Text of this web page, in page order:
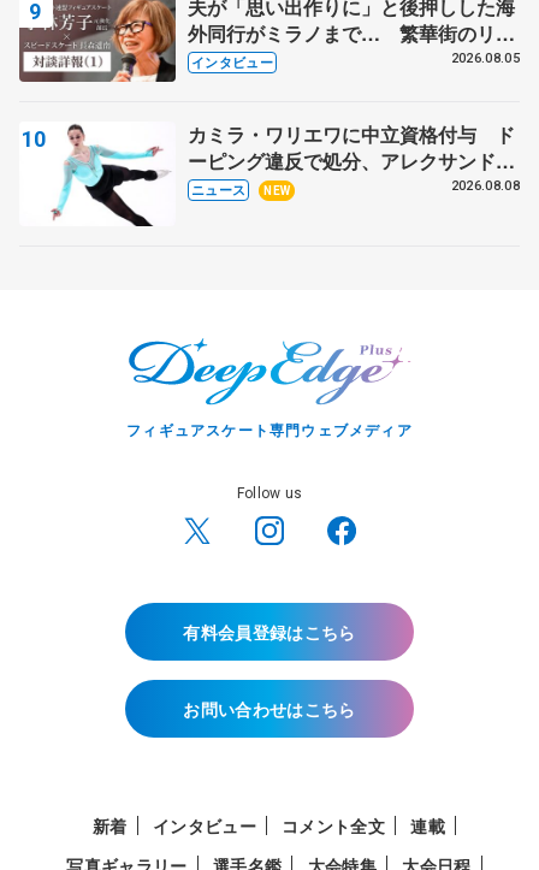
夫が「思い出作りに」と後押しした海
外同行がミラノまで… 繁華街のリン
クでは不良のお兄さんも味方に 小林
インタビュー 2026.08.05
カミラ・ワリエワに中立資格付与 ド
ーピング違反で処分、アレクサンド
ラ・イグナトワも
ニュース NEW 2026.08.08
フィギュアスケート専門ウェブメディア
Follow us
有料会員登録はこちら
お問い合わせはこちら
新着 インタビュー コメント全文
連載